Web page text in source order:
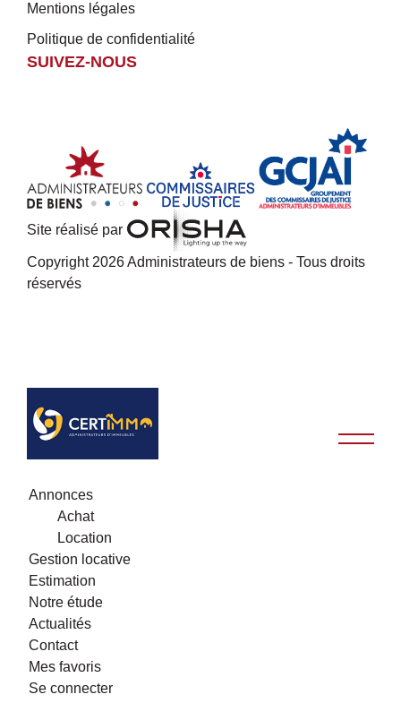
Mentions légales
Politique de confidentialité
SUIVEZ-NOUS
Site réalisé par
Copyright 2026 Administrateurs de biens - Tous droits
réservés
Annonces
Achat
Location
Gestion locative
Estimation
Notre étude
Actualités
Contact
Mes favoris
Se connecter